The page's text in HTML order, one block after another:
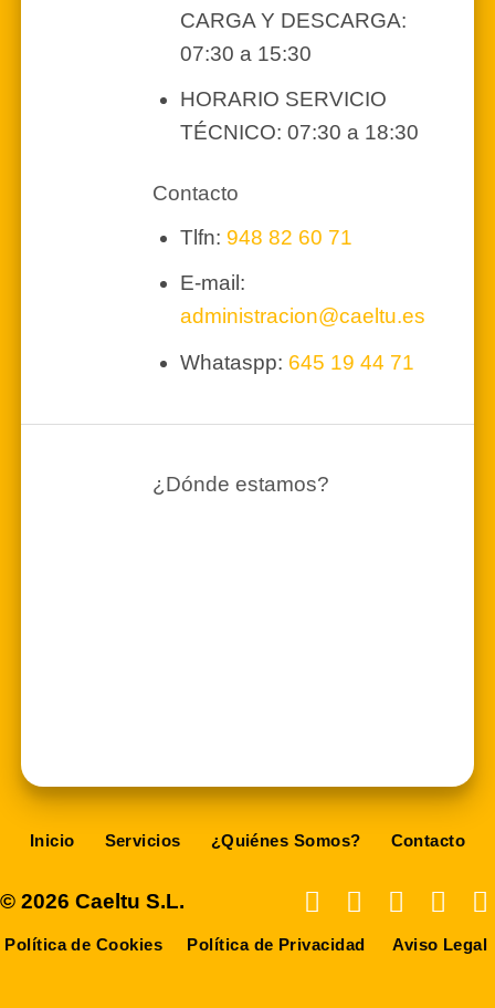
CARGA Y DESCARGA:
07:30 a 15:30
HORARIO SERVICIO
TÉCNICO: 07:30 a 18:30
Contacto
Tlfn: 948 82 60 71
E-mail:
administracion@caeltu.es
Whataspp: 645 19 44 71
¿Dónde estamos?
© 2026 Caeltu S.L.
Inicio Servicios ¿Quiénes Somos? Contacto
Política de Cookies Política de Privacidad Aviso Legal